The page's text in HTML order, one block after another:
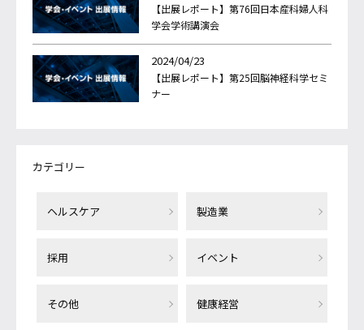
【出展レポート】第76回日本産科婦人科
学会学術講演会
2024/04/23
【出展レポート】第25回脳神経科学セミ
ナー
カテゴリー
ヘルスケア 製造業
採用 イベント
その他 健康経営